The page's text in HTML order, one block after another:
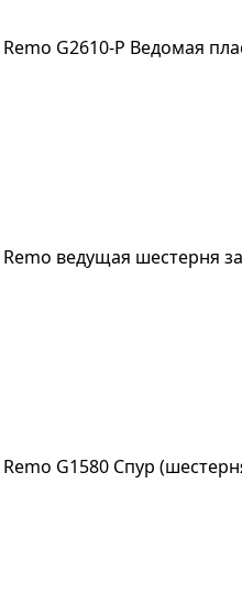
Remo G2610-P Ведомая
Remo ведущая шестерня
Remo G1580 Спур